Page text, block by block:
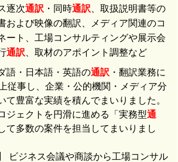
逐次通訳 ・同時通訳 、取扱説明書等の
および映像の翻訳、メディア関連のコ
ート、工場コンサルティングや展示会
通訳 、取材のアポイント調整など
語・日本語・英語の通訳 ・翻訳業務に
従事し、企業・公的機関・メディア分
て豊富な実績を積んでまいりました。
ジェクトを円滑に進める「実務型通
て多数の案件を担当してまいりまし
ビジネス会議や商談から工場コンサル